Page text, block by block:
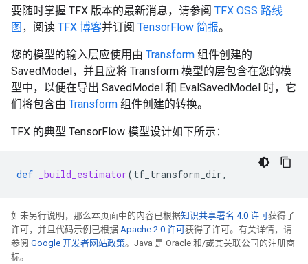
要随时掌握 TFX 版本的最新消息，请参阅 TFX OSS 路线
图 ，阅读 TFX 博客并订阅 TensorFlow 简报。
您的模型的输入层应使用由 Transform 组件创建的
SavedModel，并且应将 Transform 模型的层包含在您的模
型中，以便在导出 SavedModel 和 EvalSavedModel 时，它
们将包含由 Transform 组件创建的转换。
TFX 的典型 TensorFlow 模型设计如下所示：
def _build_estimator(tf_transform_dir,
如未另行说明，那么本页面中的内容已根据知识共享署名 4.0 许可获得了
许可，并且代码示例已根据 Apache 2.0 许可获得了许可。有关详情，请
参阅 Google 开发者网站政策。Java 是 Oracle 和/或其关联公司的注册商
标。